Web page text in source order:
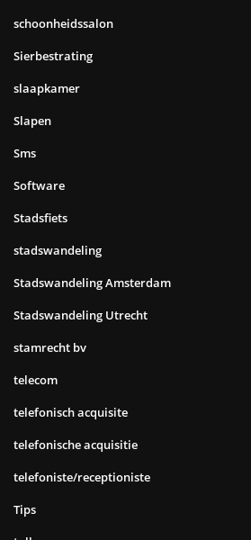
schoonheidssalon
Sierbestrating
slaapkamer
Slapen
Sms
Software
Stadsfiets
stadswandeling
Stadswandeling Amsterdam
Stadswandeling Utrecht
stamrecht bv
telecom
telefonisch acquisite
telefonische acquisitie
telefoniste/receptioniste
Tips